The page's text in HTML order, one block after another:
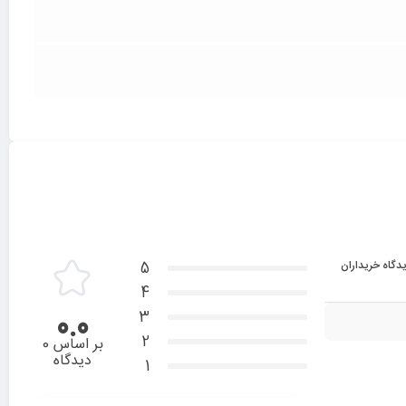
خریداران
5
4
3
2
1
0.0 بر اساس 0
دیدگاه